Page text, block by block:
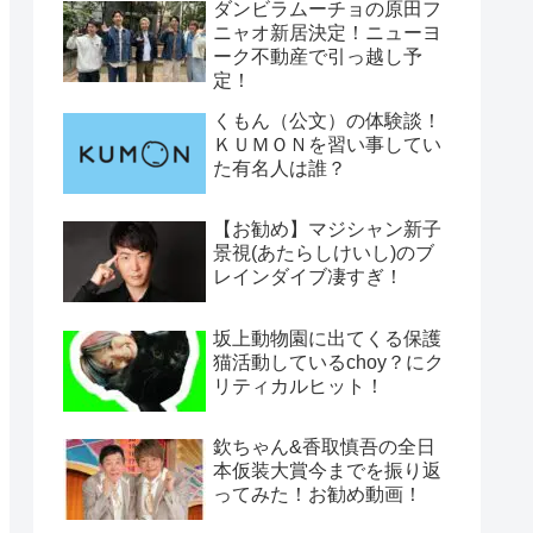
ダンビラムーチョの原田フ
ニャオ新居決定！ニューヨ
ーク不動産で引っ越し予
定！
くもん（公文）の体験談！
ＫＵＭＯＮを習い事してい
た有名人は誰？
【お勧め】マジシャン新子
景視(あたらしけいし)のブ
レインダイブ凄すぎ！
坂上動物園に出てくる保護
猫活動しているchoy？にク
リティカルヒット！
欽ちゃん&香取慎吾の全日
本仮装大賞今までを振り返
ってみた！お勧め動画！